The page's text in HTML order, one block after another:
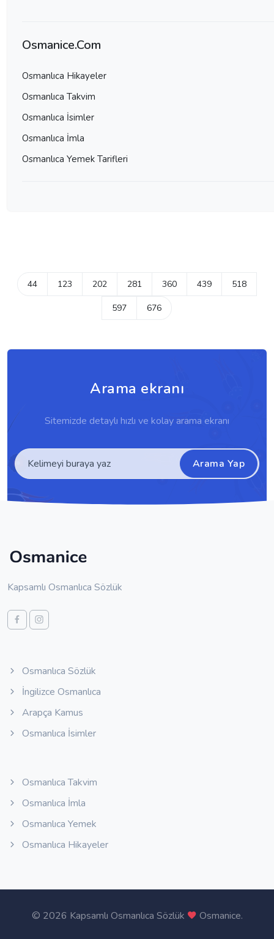
Osmanice.Com
Osmanlıca Hikayeler
Osmanlıca Takvim
Osmanlıca İsimler
Osmanlıca İmla
Osmanlıca Yemek Tarifleri
44 123 202 281 360 439 518
597 676
Arama ekranı
Sitemizde detaylı hızlı ve kolay arama ekranı
Arama Yap
Kapsamlı Osmanlıca Sözlük
Osmanlıca Sözlük
İngilizce Osmanlıca
Arapça Kamus
Osmanlıca İsimler
Osmanlıca Takvim
Osmanlıca İmla
Osmanlıca Yemek
Osmanlıca Hikayeler
© 2026 Kapsamlı Osmanlıca Sözlük Osmanice.